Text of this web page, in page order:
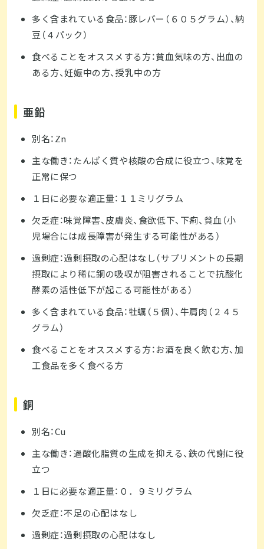
多く含まれている食品：豚レバー（６０５グラム）、納
豆（４パック）
食べることをオススメする方：貧血気味の方、出血の
ある方、妊娠中の方、授乳中の方
亜鉛
別名：Zn
主な働き：たんぱく質や核酸の合成に役立つ、味覚を
正常に保つ
１日に必要な適正量：１１ミリグラム
欠乏症：味覚障害、皮膚炎、食欲低下、下痢、貧血（小
児場合には成長障害が発生する可能性がある）
過剰症：過剰摂取の心配はなし（サプリメントの長期
摂取により稀に銅の吸収が阻害されることで抗酸化
酵素の活性低下が起こる可能性がある）
多く含まれている食品：牡蠣（５個）、牛肩肉（２４５
グラム）
食べることをオススメする方：お酒を良く飲む方、加
工食品を多く食べる方
銅
別名：Cu
主な働き：過酸化脂質の生成を抑える、鉄の代謝に役
立つ
１日に必要な適正量：０．９ミリグラム
欠乏症：不足の心配はなし
過剰症：過剰摂取の心配はなし